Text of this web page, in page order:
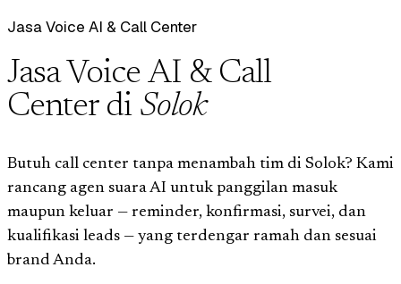
Jasa Voice AI & Call Center
Jasa Voice AI & Call
Center di Solok
Butuh call center tanpa menambah tim di Solok? Kami
rancang agen suara AI untuk panggilan masuk
maupun keluar — reminder, konfirmasi, survei, dan
kualifikasi leads — yang terdengar ramah dan sesuai
brand Anda.